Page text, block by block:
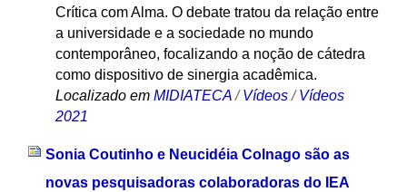
Crítica com Alma. O debate tratou da relação entre
a universidade e a sociedade no mundo
contemporâneo, focalizando a noção de cátedra
como dispositivo de sinergia acadêmica.
Localizado em MIDIATECA /Vídeos /Vídeos
2021
Sonia Coutinho e Neucidéia Colnago são as
novas pesquisadoras colaboradoras do IEA